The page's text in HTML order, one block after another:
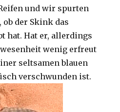
und wir spurten
ob der Skink das
hat. Hat er, allerdings
wenig erfreut
seltsamen blauen
verschwunden ist.